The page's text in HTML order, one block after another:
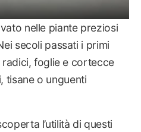
nelle piante preziosi
secoli passati i primi
foglie e cortecce
tisane o unguenti
l’utilità di questi